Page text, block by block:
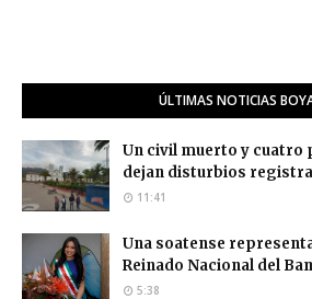
ÚLTIMAS NOTICIAS
Un civil muerto y cuatro
dejan disturbios
11:41
Una soatense
Reinado Nacional del
5:38